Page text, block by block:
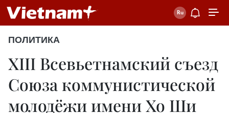
ПОЛИТИКА
XIII Всевьетнамский съезд
Союза коммунистической
молодёжи имени Хо Ши